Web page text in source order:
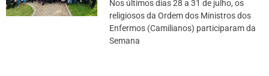
Nos últimos dias 28 a 31 de julho, os
religiosos da Ordem dos Ministros dos
Enfermos (Camilianos) participaram da
Semana